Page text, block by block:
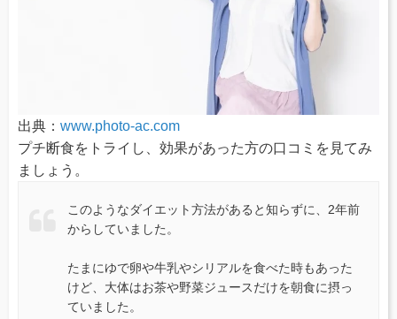
出典： www.photo-ac.com
プチ断食をトライし、効果があった方の口コミを見てみ
ましょう。
このようなダイエット方法があると知らずに、2年前
からしていました。
たまにゆで卵や牛乳やシリアルを食べた時もあった
けど、大体はお茶や野菜ジュースだけを朝食に摂っ
ていました。